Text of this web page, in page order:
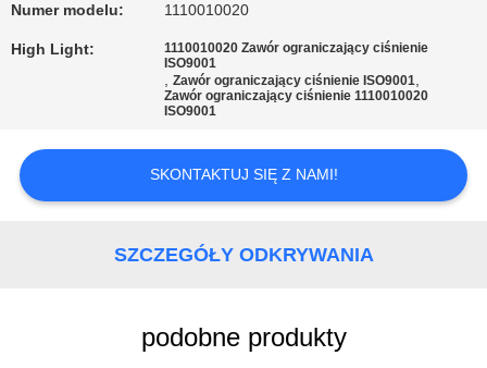
SKONTAKTUJ
SIĘ
AKTUALNOŚCI
SITEMAP
Numer modelu: 1110010020
High Light:
1110010020 Zawór ograniczający ciśnienie
ISO9001
,Zawór ograniczający ciśnienie ISO9001,
Zawór ograniczający ciśnienie 1110010020
ISO9001
SKONTAKTUJ SIĘ Z NAMI!
SZCZEGÓŁY ODKRYWANIA
podobne produkty